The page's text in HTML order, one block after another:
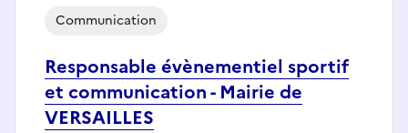
Responsable évènementiel sportif
et communication - Mairie de
VERSAILLES
Communication